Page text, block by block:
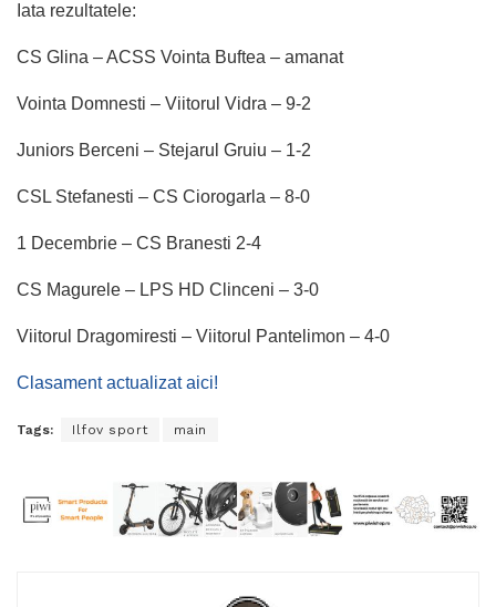
Iata rezultatele:
CS Glina – ACSS Vointa Buftea – amanat
Vointa Domnesti – Viitorul Vidra – 9-2
Juniors Berceni – Stejarul Gruiu – 1-2
CSL Stefanesti – CS Ciorogarla – 8-0
1 Decembrie – CS Branesti 2-4
CS Magurele – LPS HD Clinceni – 3-0
Viitorul Dragomiresti – Viitorul Pantelimon – 4-0
Clasament actualizat aici!
Tags: Ilfov sport main